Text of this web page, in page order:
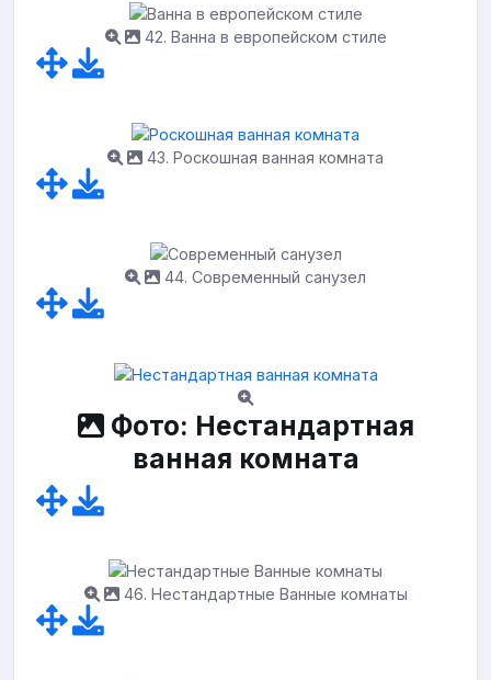
42. Ванна в европейском стиле
43. Роскошная ванная комната
44. Современный санузел
Фото: Нестандартная
ванная комната
46. Нестандартные Ванные комнаты